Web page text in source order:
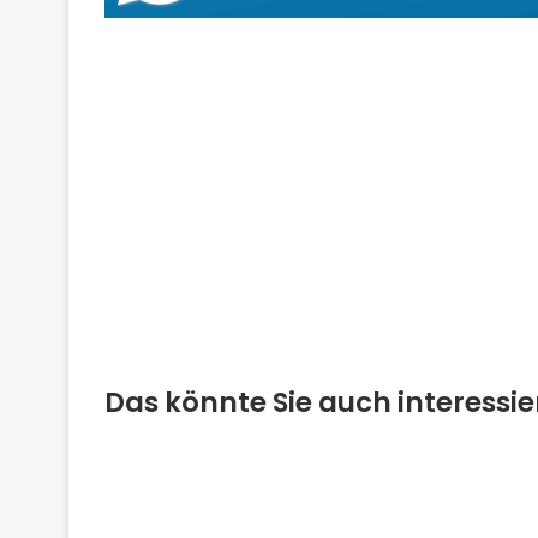
Das könnte Sie auch